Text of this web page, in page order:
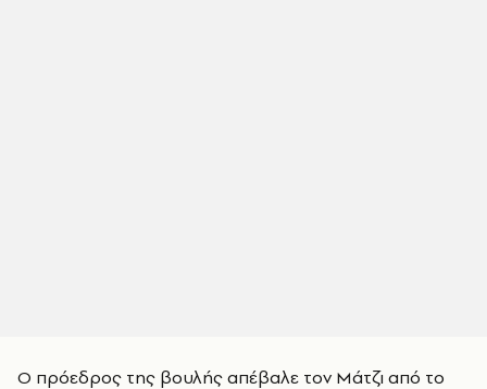
Ο πρόεδρος της βουλής απέβαλε τον Μάτζι από το